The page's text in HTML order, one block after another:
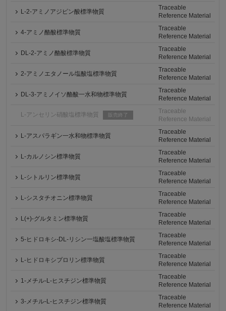
L-2-アミノアジピン酸標準物質
Traceable
Reference Material
4-アミノ酪酸標準物質
Traceable
Reference Material
DL-2-アミノ酪酸標準物質
Traceable
Reference Material
2-アミノエタノール塩酸塩標準物質
Traceable
Reference Material
DL-3-アミノイソ酪酸一水和物標準物質
Traceable
Reference Material
L-アンセリン硝酸塩標準物質 販売終了
Traceable
Reference Material
L-アスパラギン一水和物標準物質
Traceable
Reference Material
L-カルノシン標準物質
Traceable
Reference Material
L-シトルリン標準物質
Traceable
Reference Material
L-シスタチオニン標準物質
Traceable
Reference Material
L(+)-グルタミン標準物質
Traceable
Reference Material
5-ヒドロキシ-DL-リシン一塩酸塩標準物質
Traceable
Reference Material
L-ヒドロキシプロリン標準物質
Traceable
Reference Material
1-メチル-L-ヒスチジン標準物質
Traceable
Reference Material
3-メチル-L-ヒスチジン標準物質
Traceable
Reference Material